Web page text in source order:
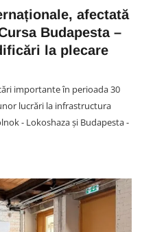
afectată
Budapesta –
la plecare
importante în perioada 30
lucrări la infrastructura
- Lokoshaza și Budapesta -